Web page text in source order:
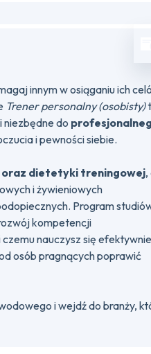
innym w osiąganiu ich
Trener personalny (osobisty)
niezbędne do
i pewności siebie.
dietetyki treningowej,
i żywieniowych
Program
kompetencji
nauczysz się efektywnie
osób pragnących poprawić
i wejdź do branży,